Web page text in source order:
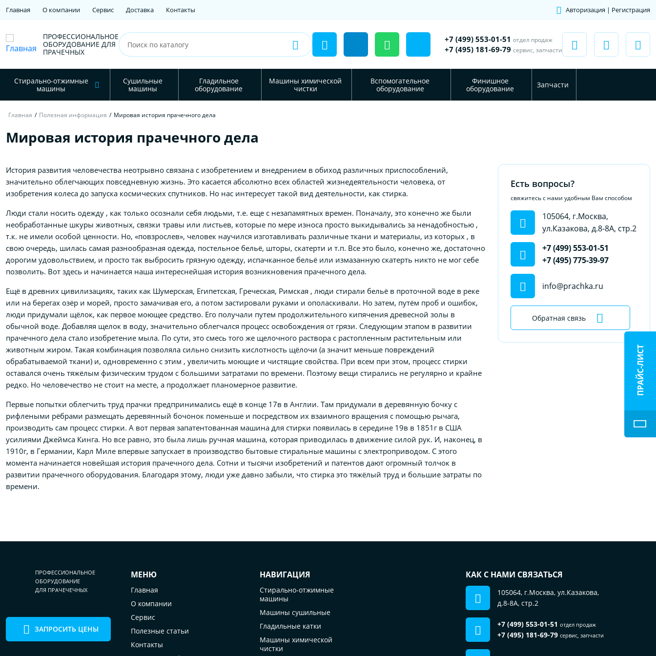
Главная О компании Сервис Доставка Контакты Авторизация | Регистрация
ПРОФЕССИОНАЛЬНОЕ
ОБОРУДОВАНИЕ ДЛЯ
ПРАЧЕЧНЫХ
+7 (499) 553-01-51 отдел продаж
+7 (495) 181-69-79 сервис, запчасти
Стирально-отжимные
машины
Сушильные
машины
Гладильное
оборудование
Машины химической
чистки
Вспомогательное
оборудование
Финишное
оборудование
Запчасти
Главная / Полезная информация / Мировая история прачечного дела
Мировая история прачечного дела
История развития человечества неотрывно связана с изобретением и внедрением в обиход различных приспособлений,
значительно облегчающих повседневную жизнь. Это касается абсолютно всех областей жизнедеятельности человека, от
изобретения колеса до запуска космических спутников. Но нас интересует такой вид деятельности, как стирка.
Люди стали носить одежду , как только осознали себя людьми, т.е. еще с незапамятных времен. Поначалу, это конечно же были
необработанные шкуры животных, связки травы или листьев, которые по мере износа просто выкидывались за ненадобностью ,
т.к. не имели особой ценности. Но, «повзрослев», человек научился изготавливать различные ткани и материалы, из которых , в
свою очередь, шилась самая разнообразная одежда, постельное бельё, шторы, скатерти и т.п. Все это было, конечно же, достаточно
дорогим удовольствием, и просто так выбросить грязную одежду, испачканное бельё или измазанную скатерть никто не мог себе
позволить. Вот здесь и начинается наша интереснейшая история возникновения прачечного дела.
Ещё в древних цивилизациях, таких как Шумерская, Египетская, Греческая, Римская , люди стирали бельё в проточной воде в реке
или на берегах озёр и морей, просто замачивая его, а потом застировали руками и ополаскивали. Но затем, путём проб и ошибок,
люди придумали щёлок, как первое моющее средство. Его получали путем продолжительного кипячения древесной золы в
обычной воде. Добавляя щелок в воду, значительно облегчался процесс освобождения от грязи. Следующим этапом в развитии
прачечного дела стало изобретение мыла. По сути, это смесь того же щелочного раствора с растопленным растительным или
животным жиром. Такая комбинация позволяла сильно снизить кислотность щёлочи (а значит меньше повреждений
обрабатываемой ткани) и, одновременно с этим , увеличить моющие и чистящие свойства. При всем при этом, процесс стирки
оставался очень тяжёлым физическим трудом с большими затратами по времени. Поэтому вещи стирались не регулярно и крайне
редко. Но человечество не стоит на месте, а продолжает планомерное развитие.
Первые попытки облегчить труд прачки предпринимались ещё в конце 17в в Англии. Там придумали в деревянную бочку с
рифлеными рёбрами размещать деревянный бочонок поменьше и посредством их взаимного вращения с помощью рычага,
производить сам процесс стирки. А вот первая запатентованная машина для стирки появилась в середине 19в в 1851г в США
усилиями Джеймса Кинга. Но все равно, это была лишь ручная машина, которая приводилась в движение силой рук. И, наконец, в
1910г, в Германии, Карл Миле впервые запускает в производство бытовые стиральные машины с электроприводом. С этого
момента начинается новейшая история прачечного дела. Сотни и тысячи изобретений и патентов дают огромный толчок в
развитии прачечного оборудования. Благодаря этому, люди уже давно забыли, что стирка это тяжёлый труд и большие затраты по
времени.
Есть вопросы?
свяжитесь с нами удобным Вам способом
105064, г.Москва,
ул.Казакова, д.8-8А, стр.2
+7 (499) 553-01-51
+7 (495) 775-39-97
info@prachka.ru
Обратная связь
ПРОФЕССИОНАЛЬНОЕ
ОБОРУДОВАНИЕ
ДЛЯ ПРАЧЕЧЕЧНЫХ
ЗАПРОСИТЬ ЦЕНЫ
МЕНЮ
Главная
О компании
Сервис
Полезные статьи
Контакты
НАВИГАЦИЯ
Стирально-отжимные
машины
Машины сушильные
Гладильные катки
Машины химической
чистки
КАК С НАМИ СВЯЗАТЬСЯ
105064, г.Москва, ул.Казакова,
д.8-8А, стр.2
+7 (499) 553-01-51 отдел продаж
+7 (495) 181-69-79 сервис, запчасти
ПРАЙС-ЛИСТ